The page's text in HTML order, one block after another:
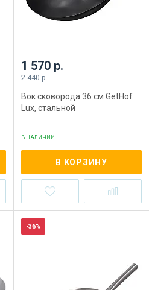
1 570 р.
2 440 р.
Вок сковорода 36 см GetHof
Lux, стальной
В НАЛИЧИИ
В КОРЗИНУ
-36%